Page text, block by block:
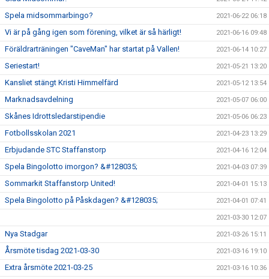
Spela midsommarbingo? 2021-06-22 06:18
Vi är på gång igen som förening, vilket är så härligt! 2021-06-16 09:48
Föräldrarträningen "CaveMan" har startat på Vallen! 2021-06-14 10:27
Seriestart! 2021-05-21 13:20
Kansliet stängt Kristi Himmelfärd 2021-05-12 13:54
Marknadsavdelning 2021-05-07 06:00
Skånes Idrottsledarstipendie 2021-05-06 06:23
Fotbollsskolan 2021 2021-04-23 13:29
Erbjudande STC Staffanstorp 2021-04-16 12:04
Spela Bingolotto imorgon? &#128035; 2021-04-03 07:39
Sommarkit Staffanstorp United! 2021-04-01 15:13
Spela Bingolotto på Påskdagen? &#128035; 2021-04-01 07:41
2021-03-30 12:07
Nya Stadgar 2021-03-26 15:11
Årsmöte tisdag 2021-03-30 2021-03-16 19:10
Extra årsmöte 2021-03-25 2021-03-16 10:36